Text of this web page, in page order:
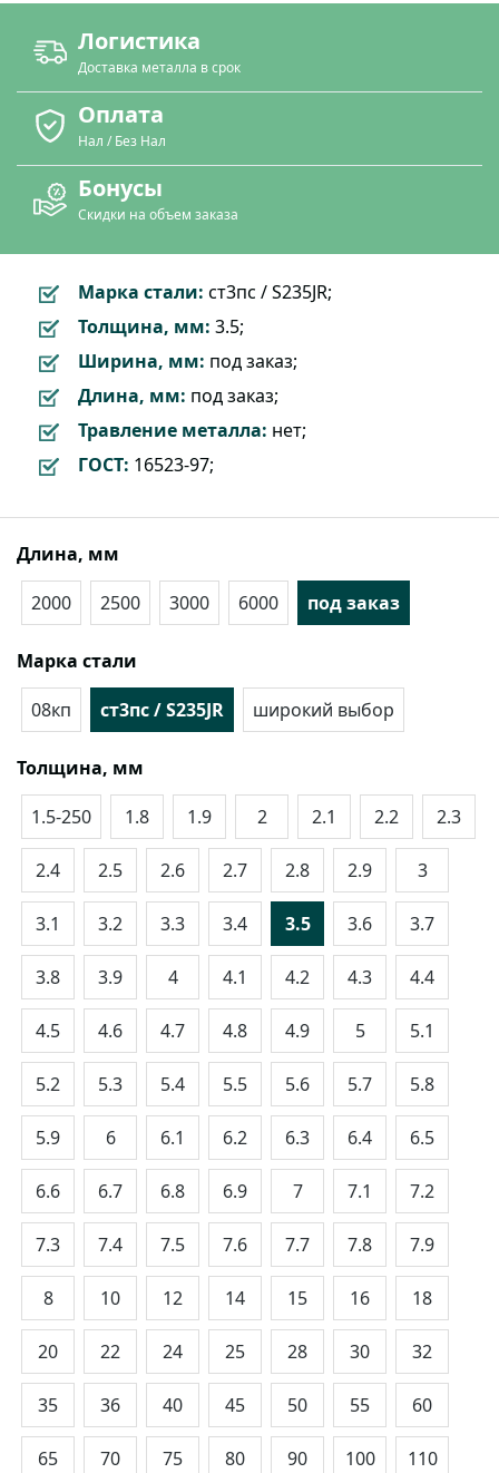
Логистика
Доставка металла в срок
Оплата
Нал / Без Нал
Бонусы
Скидки на объем заказа
Марка стали: ст3пс / S235JR;
Толщина, мм: 3.5;
Ширина, мм: под заказ;
Длина, мм: под заказ;
Травление металла: нет;
ГОСТ: 16523-97;
Длина, мм
2000
2500 3000 6000 под заказ
Марка стали
08кп
ст3пс / S235JR широкий выбор
Толщина, мм
1.5-250
1.8 1.9 2 2.1 2.2 2.3
2.4 2.5 2.6 2.7 2.8 2.9 3
3.1 3.2 3.3 3.4 3.5 3.6 3.7
3.8 3.9 4 4.1 4.2 4.3 4.4
4.5 4.6 4.7 4.8 4.9 5 5.1
5.2 5.3 5.4 5.5 5.6 5.7 5.8
5.9 6 6.1 6.2 6.3 6.4 6.5
6.6 6.7 6.8 6.9 7 7.1 7.2
7.3 7.4 7.5 7.6 7.7 7.8 7.9
8 10 12 14 15 16 18
20 22 24 25 28 30 32
35 36 40 45 50 55 60
65 70 75 80 90 100 110